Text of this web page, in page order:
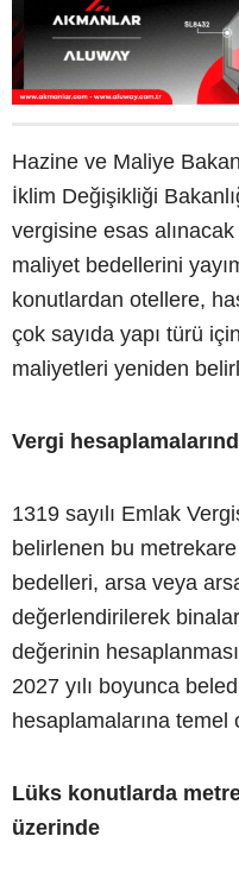
Hazine ve Maliye
İklim Değişikliği
vergisine esas
maliyet bedellerini
konutlardan otellere,
çok sayıda yapı türü
maliyetleri yeniden
Vergi
1319 sayılı Emlak
belirlenen bu
bedelleri, arsa veya
değerlendirilerek
değerinin
2027 yılı boyunca
hesaplamalarına temel
Lüks konutlarda
üzerinde